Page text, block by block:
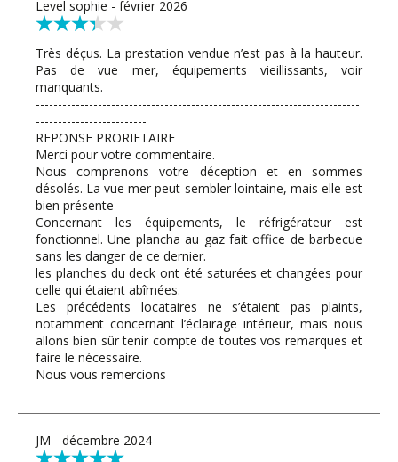
Level sophie - février 2026
Très déçus. La prestation vendue n’est pas à la hauteur.
Pas de vue mer, équipements vieillissants, voir
manquants.
-------------------------------------------------------------------------
-------------------------
REPONSE PRORIETAIRE
Merci pour votre commentaire.
Nous comprenons votre déception et en sommes
désolés. La vue mer peut sembler lointaine, mais elle est
bien présente
Concernant les équipements, le réfrigérateur est
fonctionnel. Une plancha au gaz fait office de barbecue
sans les danger de ce dernier.
les planches du deck ont été saturées et changées pour
celle qui étaient abîmées.
Les précédents locataires ne s’étaient pas plaints,
notamment concernant l’éclairage intérieur, mais nous
allons bien sûr tenir compte de toutes vos remarques et
faire le nécessaire.
Nous vous remercions
JM - décembre 2024